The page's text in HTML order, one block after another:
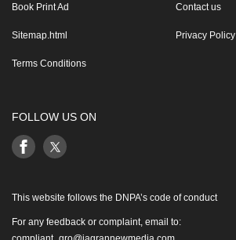
Book Print Ad Contact us
Sitemap.html Privacy Policy
Terms Conditions
FOLLOW US ON
This website follows the DNPA’s code of conduct
For any feedback or complaint, email to: